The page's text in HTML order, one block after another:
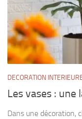
DECORATION
Les vases : une
Dans une décoration,